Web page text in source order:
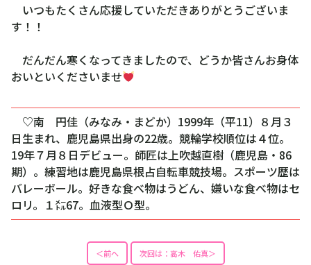
いつもたくさん応援していただきありがとうございま
す！！
だんだん寒くなってきましたので、どうか皆さんお身体
おいといくださいませ
♡南 円佳（みなみ・まどか）1999年（平11）８月３
日生まれ、鹿児島県出身の22歳。競輪学校順位は４位。
19年７月８日デビュー。師匠は上吹越直樹（鹿児島・86
期）。練習地は鹿児島県根占自転車競技場。スポーツ歴は
バレーボール。好きな食べ物はうどん、嫌いな食べ物はセ
ロリ。１㍍67。血液型Ｏ型。
＜前へ 次回は：高木 佑真＞